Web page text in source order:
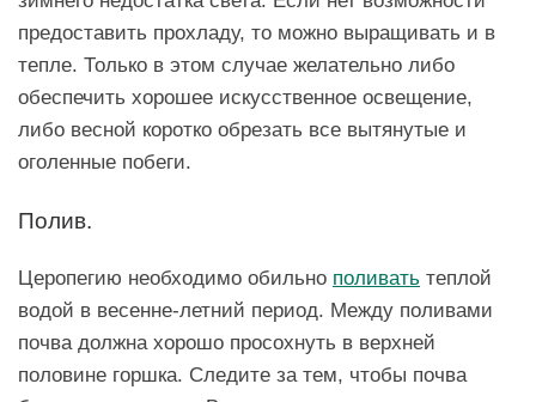
предоставить прохладу, то можно выращивать и в
тепле. Только в этом случае желательно либо
обеспечить хорошее искусственное освещение,
либо весной коротко обрезать все вытянутые и
оголенные побеги.
Полив.
Церопегию необходимо обильно поливать теплой
водой в весенне-летний период. Между поливами
почва должна хорошо просохнуть в верхней
половине горшка. Следите за тем, чтобы почва